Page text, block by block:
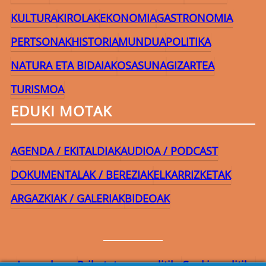
KULTURAKIROLAKEKONOMIAGASTRONOMIA
PERTSONAKHISTORIAMUNDUAPOLITIKA
NATURA ETA BIDAIAKOSASUNAGIZARTEA
TURISMOA
EDUKI MOTAK
AGENDA / EKITALDIAKAUDIOA / PODCAST
DOKUMENTALAK / BEREZIAKELKARRIZKETAK
ARGAZKIAK / GALERIAKBIDEOAK